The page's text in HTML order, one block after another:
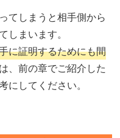
てしまうと相手側から
しまいます。
に証明するためにも間
は、前の章でご紹介した
にしてください。